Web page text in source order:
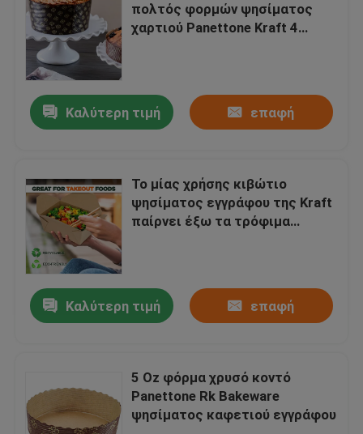
Προϊόντα
Περίπου εμείς
Γύρος εργοστασίων
Μας ελάτε σε επαφή με
Ειδήσεις
Περιπτώσεις
Δίσκος ψησίματος αλουμινίου
Ταψί πίτσας αλουμινίου
πολτός φορμών ψησίματος
χαρτιού Panettone Kraft 4
Καλύτερη τιμή επαφή
Το μίας χρήσης κιβώτιο
ψησίματος εγγράφου της Kraft
παίρνει έξω τα τρόφιμα
Καλύτερη τιμή
επαφή
5 Oz φόρμα χρυσό κοντό
Panettone Rk Bakeware
ψησίματος καφετιού εγγράφου